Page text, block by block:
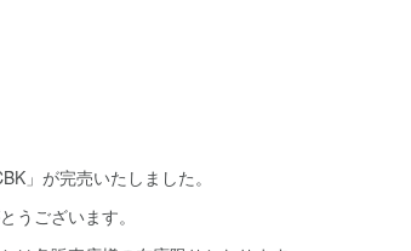
」が完売いたしました。
うございます。